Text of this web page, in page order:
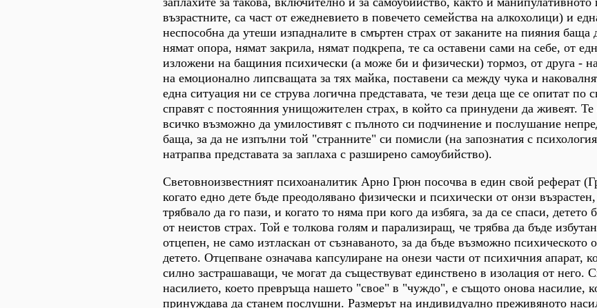
възрастните, са част от ежедневието в повечето семейства на алкохолици) и
неспособна да утеши изпадналите в смъртен страх от заканите на пияния баща
нямат опора, нямат закрила, нямат подкрепа, те са оставени сами на себе, от
изложени на бащиния психически (а може би и физически) тормоз, от друга -
на емоционално липсващата за тях майка, поставени са между чука и
една ситуация ни се струва логична представата, че тези деца ще се опитат по
справят с постоянния унищожителен страх, в който са принудени да живеят.
всичко възможно да умилостивят с пълното си подчинение и послушание
баща, за да не изпълни той "странните" си помисли (на запознатия с
натрапва представата за заплаха с разширено самоубийство).
Световноизвестният психоаналитик Арно Грюн посочва в един свой реферат
когато едно дете бъде преодолявано физически и психически от онзи
трябвало да го пази, и когато то няма при кого да избяга, за да се спаси, детето
от неистов страх. Той е толкова голям и парализиращ, че трябва да бъде
отцепен, не само изтласкан от съзнаваното, за да бъде възможно психическото
детето. Отцепване означава капсулиране на онези части от психичния апарат,
силно застрашаващи, че могат да съществуват единствено в изолация от него.
насилието, което превръща нашето "свое" в "чуждо", e същото онова насилие,
принуждава да станем послушни. Размерът на индивидуално преживяното